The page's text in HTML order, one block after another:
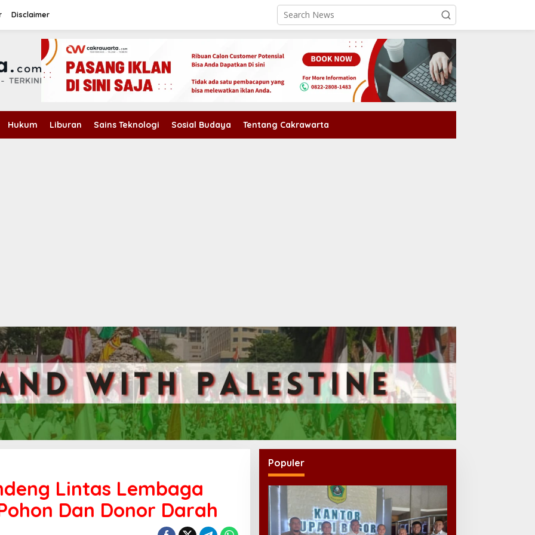
Disclaimer
Hukum Liburan Sains Teknologi Sosial Budaya Tentang Cakrawarta
Lintas Lembaga
Dan Donor Darah
Populer